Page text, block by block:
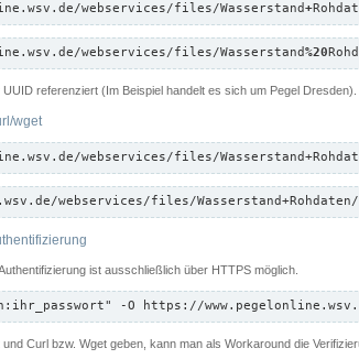
webservices/files/Wasserstand+
webservices/files/Wasserstand%20
referenziert (Im Beispiel handelt es sich um Pegel
wget
webservices/files/
webservices/files/Wasserstand+Rohdaten/
ist ausschließlich über HTTPS möglich.
-O https://
Curl bzw. Wget geben, kann man als Workaround die